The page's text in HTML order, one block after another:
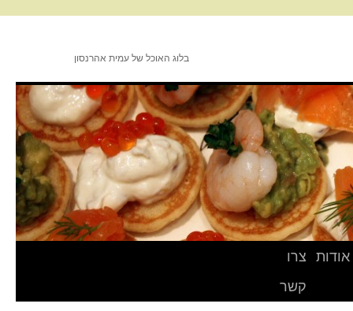
בלוג האוכל של עמית אהרנסון
אודות
צרו
קשר